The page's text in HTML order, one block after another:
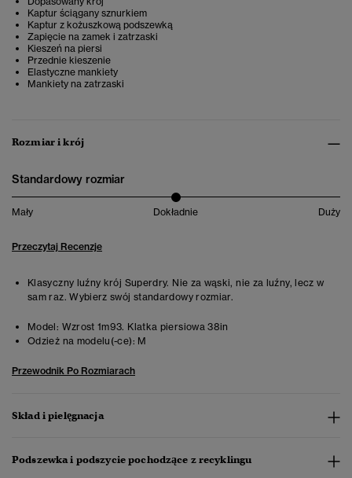
Kaptur ściągany sznurkiem
Kaptur z kożuszkową podszewką
Zapięcie na zamek i zatrzaski
Kieszeń na piersi
Przednie kieszenie
Elastyczne mankiety
Mankiety na zatrzaski
Rozmiar i krój
Standardowy rozmiar
Mały Dokładnie Duży
Przeczytaj Recenzje
Klasyczny luźny krój Superdry. Nie za wąski, nie za luźny, lecz w
sam raz. Wybierz swój standardowy rozmiar.
Model: Wzrost 1m93. Klatka piersiowa 38in
Odzież na modelu(-ce): M
Przewodnik Po Rozmiarach
Skład i pielęgnacja
Podszewka i podszycie pochodzące z recyklingu